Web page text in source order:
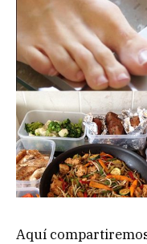
Aquí